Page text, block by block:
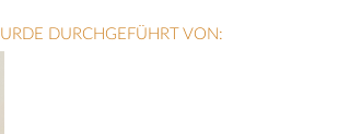
DURCHGEFÜHRT VON: